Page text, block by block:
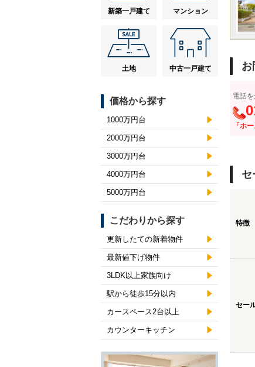
お
電話を
「ホ
セ
特徴
セー
新築一戸建て マンション
土地 中古一戸建て
価格から探す
1000万円台
2000万円台
3000万円台
4000万円台
5000万円台
こだわりから探す
更新したての新着物件
最新値下げ物件
3LDK以上家族向け
駅から徒歩15分以内
カースペース2台以上
カウンターキッチン